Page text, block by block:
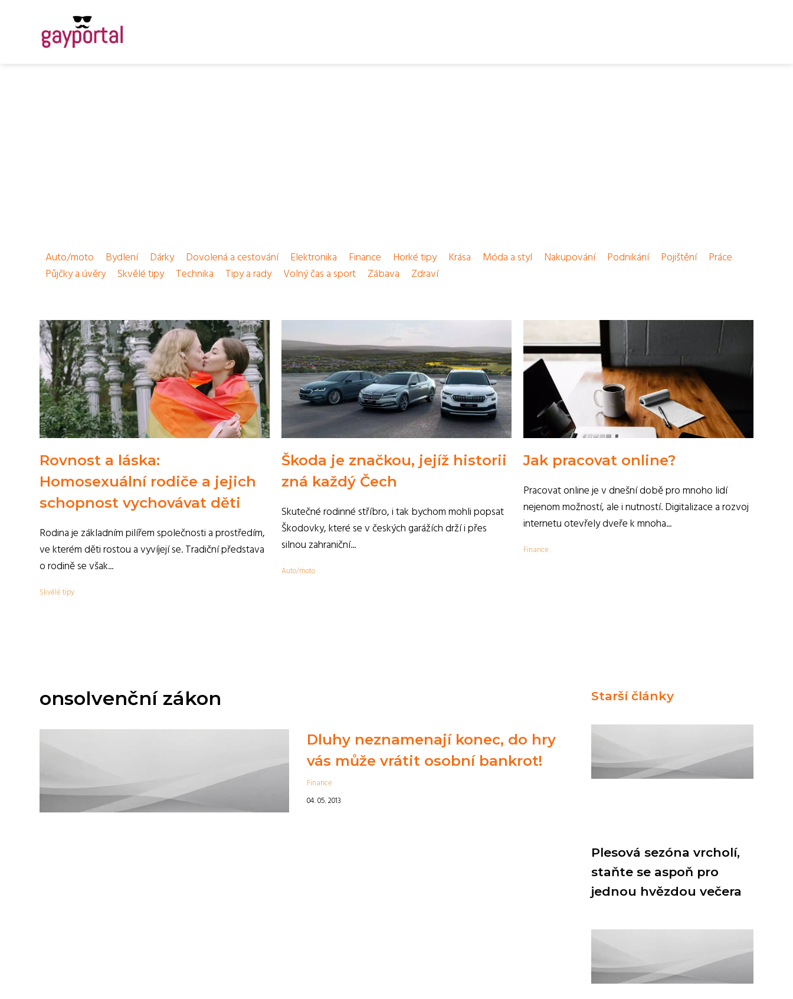
Auto/moto Bydlení Dárky Dovolená a cestování Elektronika Finance Horké tipy Krása Móda a styl Nakupování Podnikání Pojištění
Práce
Půjčky a úvěry
Skvělé tipy Technika Tipy a rady Volný čas a sport Zábava Zdraví
Rovnost a láska:
Homosexuální rodiče a jejich
schopnost vychovávat děti
Rodina je základním pilířem společnosti a prostředím,
ve kterém děti rostou a vyvíjejí se. Tradiční představa
o rodině se však...
Skvělé tipy
Škoda je značkou, jejíž historii
zná každý Čech
Skutečné rodinné stříbro, i tak bychom mohli popsat
Škodovky, které se v českých garážích drží i přes
silnou zahraniční...
Auto/moto
Jak pracovat online?
Pracovat online je v dnešní době pro mnoho lidí
nejenom možností, ale i nutností. Digitalizace a rozvoj
internetu otevřely dveře k mnoha...
Finance
onsolvenční zákon
Dluhy neznamenají konec, do hry
vás může vrátit osobní bankrot!
Finance
04. 05. 2013
Starší články
Plesová sezóna vrcholí,
staňte se aspoň pro
jednou hvězdou večera